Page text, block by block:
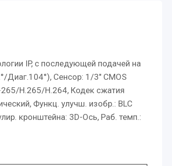
IP, с последующей подачей на
Диаг.104°), Сенсор: 1/3" CMOS
H.265/H.264, Кодек сжатия
Функц. улучш. изобр.: BLC
кронштейна: 3D-Ось, Раб. темп.: